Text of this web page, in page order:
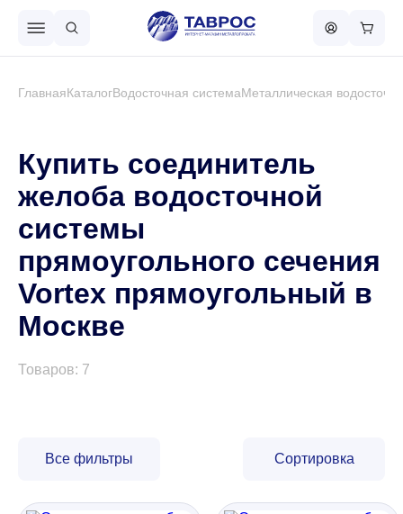
Металлочерепица
Металлический штакетник
Чёрный металлопрокат
Забор
ГлавнаяКаталогВодосточная системаМеталлическая
Купить соединитель
желоба водосточной
системы
прямоугольного сечения
Vortex прямоугольный в
Москве
Товаров: 7
Все фильтры Сортировка